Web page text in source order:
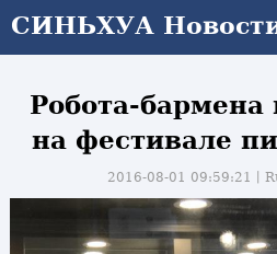
СИНЬХУА
Робота-бармена
на фестивале
2016-08-01 09:59:21丨